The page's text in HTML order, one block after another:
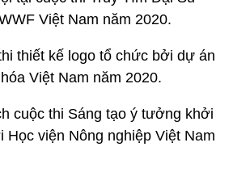
Việt Nam năm 2020.
thiết kế logo tổ chức bởi dự án
Việt Nam năm 2020.
cuộc thi Sáng tạo ý tưởng khởi
Học viện Nông nghiệp Việt Nam